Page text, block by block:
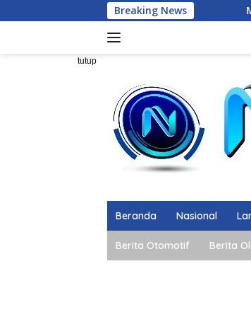
ke
Breaking NewsMahasiswa FEB
tutup
Beranda Nasional
Berita Otomotif Berita